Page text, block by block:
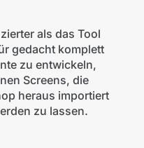
als das Tool
gedacht komplett
zu entwickeln,
Screens, die
heraus importiert
zu lassen.